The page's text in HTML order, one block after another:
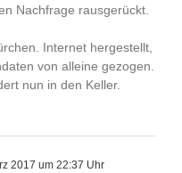
Nachfrage rausgerückt.
Internet hergestellt,
von alleine gezogen.
nun in den Keller.
2017 um 22:37 Uhr